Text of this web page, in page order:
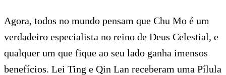
Agora, todos no mundo pensam que Chu Mo é um
verdadeiro especialista no reino de Deus Celestial, e
qualquer um que fique ao seu lado ganha imensos
benefícios. Lei Ting e Qin Lan receberam uma Pílula